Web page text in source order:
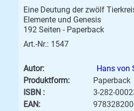
Eine Deutung der zwölf
Elemente und Genesis
192 Seiten - Paperback
Art.-Nr.: 1547
Autor:
Hans von
Produktform:
Paperback
ISBN :
3-282-
EAN: